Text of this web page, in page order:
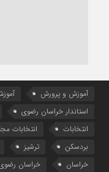
آموزش و پرورش
استاندار خراسان رضوی
انتخابات
انتخابات
بردسکن
ترشیز
خراسان
خراسان